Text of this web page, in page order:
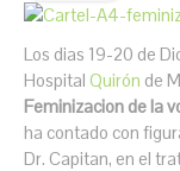
Los dias 19-20 de
Hospital Quirón de
Feminizacion de la
ha contado con
Dr. Capitan, en el